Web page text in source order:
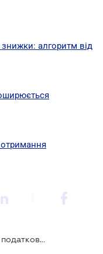
алгоритм від
Встановивши ГБО, можна отримати податкову знижку